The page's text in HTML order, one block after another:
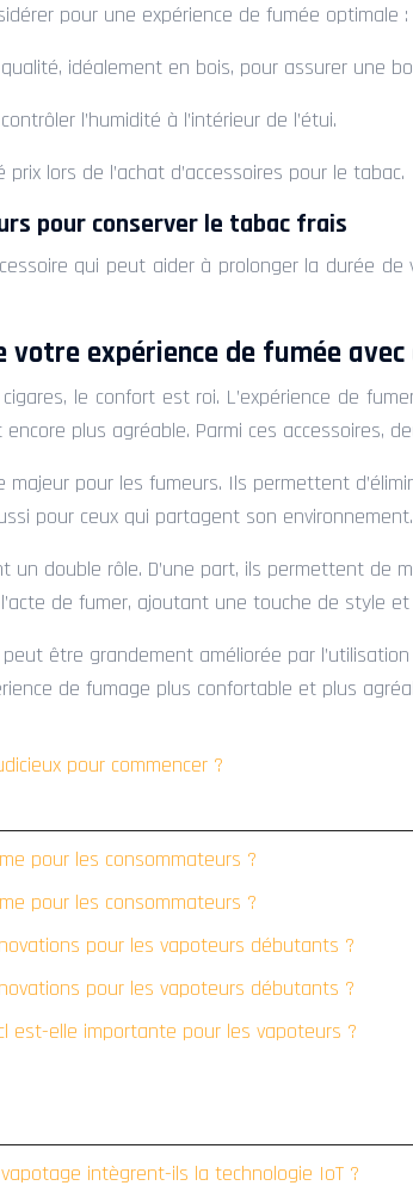
pour une expérience de fumée optimale :
idéalement en bois, pour assurer une
l’humidité à l’intérieur de l’étui.
lors de l’achat d’accessoires pour le tabac.
pour conserver le tabac frais
qui peut aider à prolonger la durée
expérience de fumée
le confort est roi. L’expérience de
plus agréable. Parmi ces accessoires,
majeur pour les fumeurs. Ils permettent
pour ceux qui partagent son
un double rôle. D’une part, ils permettent de
de fumer, ajoutant une touche de style
peut être grandement améliorée par
de fumage plus confortable et plus
pour commencer ?
pour les consommateurs ?
pour les consommateurs ?
pour les vapoteurs débutants ?
pour les vapoteurs débutants ?
est-elle importante pour les vapoteurs ?
intègrent-ils la technologie IoT ?